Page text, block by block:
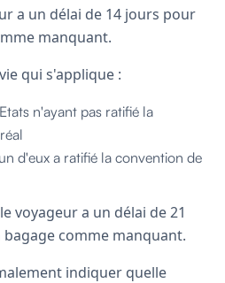
a un délai de 14 jours pour
manquant.
qui s'applique :
n'ayant pas ratifié la
d'eux a ratifié la convention de
voyageur a un délai de 21
comme manquant.
indiquer quelle